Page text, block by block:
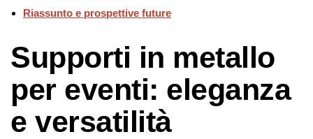
Riassunto e prospettive future
Supporti in metallo
per eventi: eleganza
e versatilità